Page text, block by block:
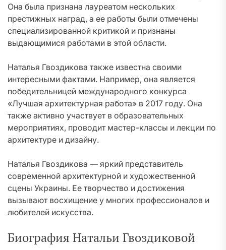
Она была признана лауреатом нескольких
престижных наград, а ее работы были отмечены
специализированной критикой и признаны
выдающимися работами в этой области.
Наталья Гвоздикова также известна своими
интересными фактами. Например, она является
победительницей международного конкурса
«Лучшая архитектурная работа» в 2017 году. Она
также активно участвует в образовательных
мероприятиях, проводит мастер-классы и лекции по
архитектуре и дизайну.
Наталья Гвоздикова — яркий представитель
современной архитектурной и художественной
сцены Украины. Ее творчество и достижения
вызывают восхищение у многих профессионалов и
любителей искусства.
Биография Натальи Гвоздиковой